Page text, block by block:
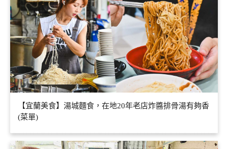
【宜蘭美食】湯城麵食，在地20年老店炸醬排骨湯有夠香
(菜單)